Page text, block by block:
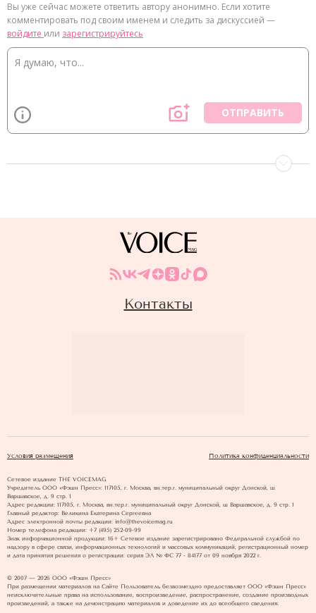
Вы уже сейчас можете ответить автору анонимно. Если хотите
комментировать под своим именем и следить за дискуссией —
войдите или зарегистрируйтесь
ОТПРАВИТЬ
Контакты
Условия размещения Политика конфиденциальности
Сетевое издание THE VOICEMAG
Учредитель ООО «Фэшн Пресс»: 117105, г. Москва, вн.тер.г. муниципальный округ Донской, ш
Варшавское, д. 9 стр. 1
Адрес редакции: 117105, г. Москва, вн.тер.г. муниципальный округ Донской, ш Варшавское, д. 9 стр. 1
Главный редактор: Великина Екатерина Сергеевна
Адрес электронной почты редакции: info@thevoicemag.ru
Номер телефона редакции: +7 (495) 252-09-99
Знак информационной продукции: 16+ Cетевое издание зарегистрировано Федеральной службой по
надзору в сфере связи, информационных технологий и массовых коммуникаций, регистрационный номер
и дата принятия решения о регистрации: серия ЭЛ № ФС 77 - 84177 от 09 ноября 2022 г.
© 2007 — 2026 ООО «Фэшн Пресс»
При размещении материалов на Сайте Пользователь безвозмездно предоставляет ООО «Фэшн Пресс»
неисключительные права на использование, воспроизведение, распространение, создание производных
произведений, а также на демонстрацию материалов и доведение их до всеобщего сведения.